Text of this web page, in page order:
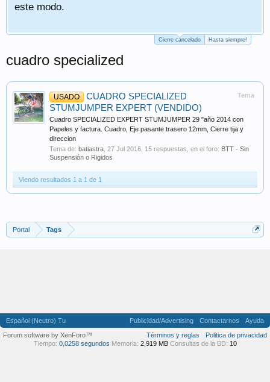
este modo.
Cierre cancelado Hasta siempre!
cuadro specialized
Tema
USADO
CUADRO SPECIALIZED
STUMJUMPER EXPERT (VENDIDO)
Cuadro SPECIALIZED EXPERT STUMJUMPER 29 "año 2014 con
Papeles y factura. Cuadro, Eje pasante trasero 12mm, Cierre tija y
direccion
Tema de: batiastra 27 Jul 2016 , 15 respuestas, en el foro: BTT - Sin
Suspensión o Rigidos
Viendo resultados 1 a 1 de 1
Portal Tags
Español (Neutro) Tu Publicidad/Advertising Contactarnos
Ayuda
Términos y reglas
Politica de privacidad
Forum software by XenForo™
Tiempo: 0,0258 segundos Memoria: 2,919 MB Consultas de la BD: 10